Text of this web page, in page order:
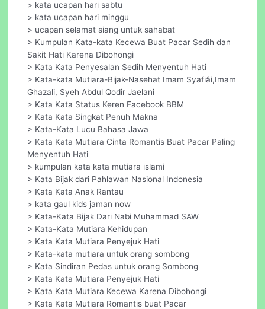
> kata ucapan hari sabtu
> kata ucapan hari minggu
> ucapan selamat siang untuk sahabat
> Kumpulan Kata-kata Kecewa Buat Pacar Sedih dan
Sakit Hati Karena Dibohongi
> Kata Kata Penyesalan Sedih Menyentuh Hati
> Kata-kata Mutiara-Bijak-Nasehat Imam Syafiâi,Imam
Ghazali, Syeh Abdul Qodir Jaelani
> Kata Kata Status Keren Facebook BBM
> Kata Kata Singkat Penuh Makna
> Kata-Kata Lucu Bahasa Jawa
> Kata Kata Mutiara Cinta Romantis Buat Pacar Paling
Menyentuh Hati
> kumpulan kata kata mutiara islami
> Kata Bijak dari Pahlawan Nasional Indonesia
> Kata Kata Anak Rantau
> kata gaul kids jaman now
> Kata-Kata Bijak Dari Nabi Muhammad SAW
> Kata-Kata Mutiara Kehidupan
> Kata Kata Mutiara Penyejuk Hati
> Kata-kata mutiara untuk orang sombong
> Kata Sindiran Pedas untuk orang Sombong
> Kata Kata Mutiara Penyejuk Hati
> Kata Kata Mutiara Kecewa Karena Dibohongi
> Kata Kata Mutiara Romantis buat Pacar